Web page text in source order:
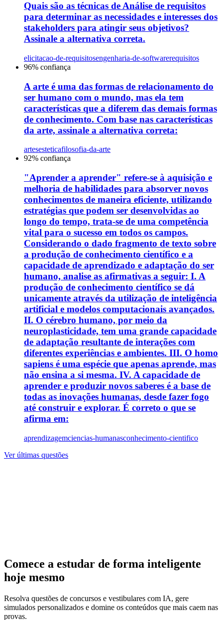
Quais são as técnicas de Análise de requisitos
para determinar as necessidades e interesses dos
stakeholders para atingir seus objetivos?
Assinale a alternativa correta.
elicitacao-de-requisitosengenharia-de-softwarerequisitos
96% confiança
A arte é uma das formas de relacionamento do
ser humano com o mundo, mas ela tem
características que a diferem das demais formas
de conhecimento. Com base nas características
da arte, assinale a alternativa correta:
artesesteticafilosofia-da-arte
92% confiança
"Aprender a aprender" refere-se à aquisição e
melhoria de habilidades para absorver novos
conhecimentos de maneira eficiente, utilizando
estratégias que podem ser desenvolvidas ao
longo do tempo, trata-se de uma competência
vital para o sucesso em todos os campos.
Considerando o dado fragmento de texto sobre
a produção de conhecimento científico e a
capacidade de aprendizado e adaptação do ser
humano, analise as afirmativas a seguir: I. A
produção de conhecimento científico se dá
unicamente através da utilização de inteligência
artificial e modelos computacionais avançados.
II. O cérebro humano, por meio da
neuroplasticidade, tem uma grande capacidade
de adaptação resultante de interações com
diferentes experiências e ambientes. III. O homo
sapiens é uma espécie que apenas aprende, mas
não ensina a si mesma. IV. A capacidade de
aprender e produzir novos saberes é a base de
todas as inovações humanas, desde fazer fogo
até construir e explorar. É correto o que se
afirma em:
aprendizagemciencias-humanasconhecimento-cientifico
Ver últimas questões
Comece a estudar de forma inteligente
hoje mesmo
Resolva questões de concursos e vestibulares com IA, gere
simulados personalizados e domine os conteúdos que mais caem nas
provas.